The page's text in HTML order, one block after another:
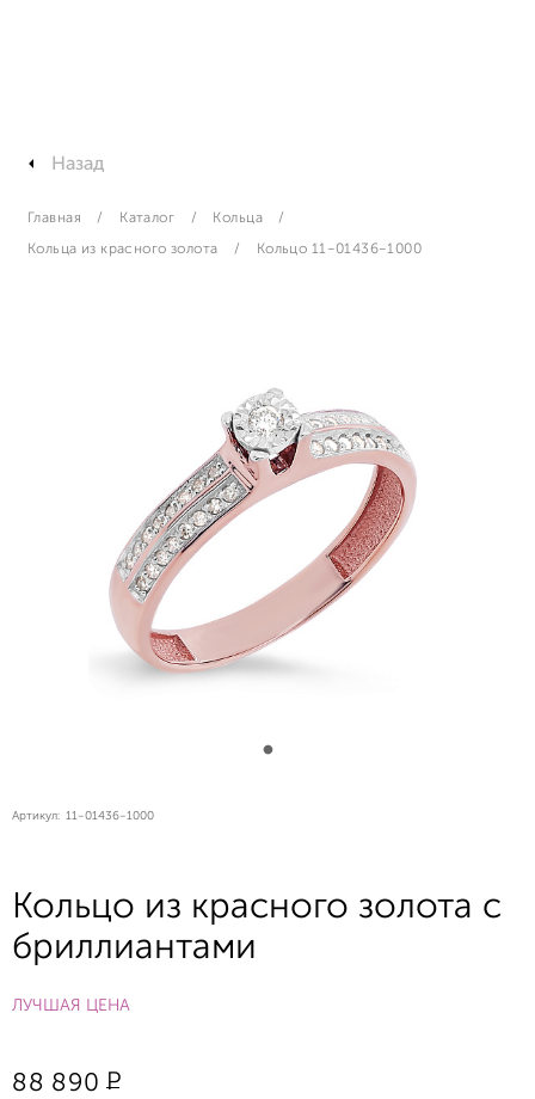
Назад
Главная Каталог Кольца
Кольца из красного золота Кольцо 11-01436-1000
Артикул: 11-01436-1000
Кольцо из красного золота с
бриллиантами
ЛУЧШАЯ ЦЕНА
88 890 Р